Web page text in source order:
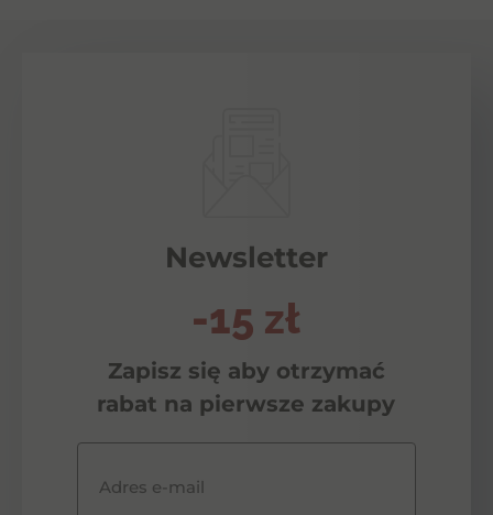
Newsletter
-15 zł
Zapisz się aby otrzymać
rabat na pierwsze zakupy
Adres e-mail